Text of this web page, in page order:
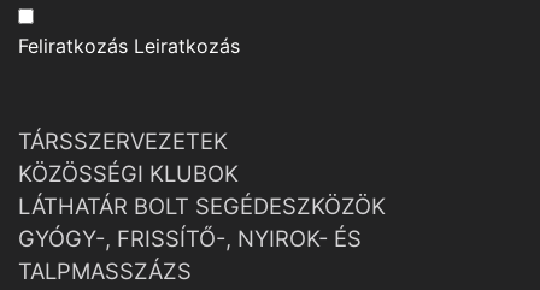
Feliratkozás Leiratkozás
TÁRSSZERVEZETEK
KÖZÖSSÉGI KLUBOK
LÁTHATÁR BOLT SEGÉDESZKÖZÖK
GYÓGY-, FRISSÍTŐ-, NYIROK- ÉS
TALPMASSZÁZS